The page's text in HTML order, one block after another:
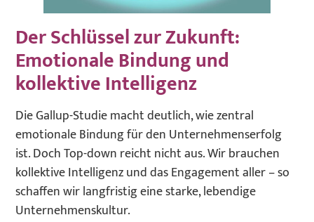
Der Schlüssel zur Zukunft:
Emotionale Bindung und
kollektive Intelligenz
Die Gallup-Studie macht deutlich, wie zentral
emotionale Bindung für den Unternehmenserfolg
ist. Doch Top-down reicht nicht aus. Wir brauchen
kollektive Intelligenz und das Engagement aller – so
schaffen wir langfristig eine starke, lebendige
Unternehmenskultur.